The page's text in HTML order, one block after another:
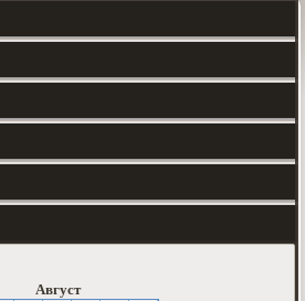
Август